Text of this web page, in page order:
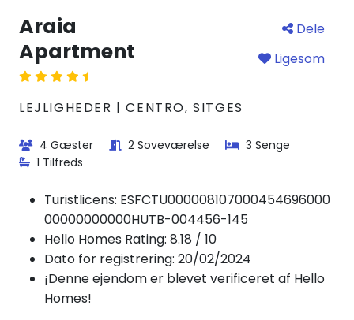
Araia
Apartment
Dele
Ligesom
LEJLIGHEDER | CENTRO, SITGES
4 Gæster 2 Soveværelse
3 Senge
1 Tilfreds
Turistlicens: ESFCTU000008107000454696000
00000000000HUTB-004456-145
Hello Homes Rating: 8.18 / 10
Dato for registrering: 20/02/2024
¡Denne ejendom er blevet verificeret af Hello
Homes!